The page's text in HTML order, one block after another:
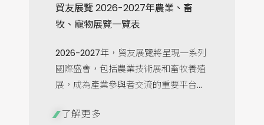
貿友展覽 2026-2027年農業、畜
牧、寵物展覽一覽表
2026-2027年，貿友展覽將呈現一系列
國際盛會，包括農業技術展和畜牧養殖
展，成為產業參與者交流的重要平台...
了解更多